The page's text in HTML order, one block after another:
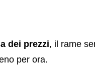
dei prezzi, il rame
per ora.